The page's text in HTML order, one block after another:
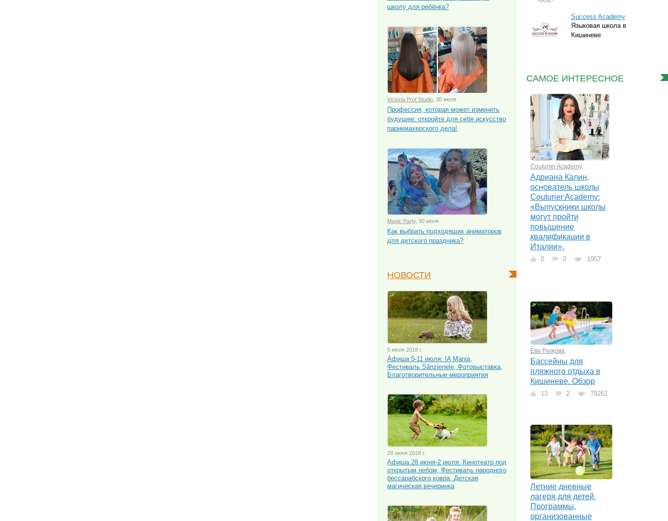
школу для ребёнка?
Victoria Prof Studio , 30 июля
Профессия, которая может изменить
будущее: откройте для себя искусство
парикмахерского дела!
Magic Party, 30 июля
Как выбрать подходящих аниматоров
для детского праздника?
НОВОСТИ
5 июля 2018 г.
Афиша 5-11 июля: IA Mania,
Фестиваль Sânzienele, Фотовыставка,
Благотворительные мероприятия
28 июня 2018 г.
Афиша 28 июня-2 июля: Кинотеатр под
открытым небом, Фестиваль народного
бессарабского ковра, Детская
магическая вечеринка
Success Academy
Языковая школа в
Кишиневе
САМОЕ ИНТЕРЕСНОЕ
Couturier Academy,
Адриана Калин,
основатель школы
Couturier Academy:
«Выпускники школы
могут пройти
повышение
квалификации в
Италии».
0 0 1957
Ева Рыжова,
Бассейны для
пляжного отдыха в
Кишиневе. Обзор
13 2 79261
Летние дневные
лагеря для детей.
Программы,
организованные